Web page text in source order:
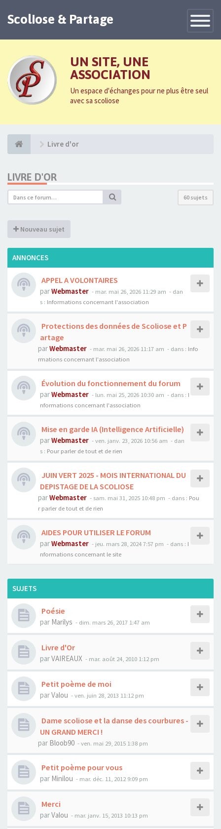
Toggle
Scoliose & Partage
UN SITE, UNE
ASSOCIATION
Un espace d'échanges pour ne plus être seul
avec sa scoliose
Livre d'or
LIVRE D'OR
60 sujets
Nouveau sujet
ANNONCES
APPEL A VOLONTAIRES
parWebmaster - mar. mai 26, 2026 11:29 am - dan
s : Informations concernant l'association
Protections des données de Scoliose et P
artage
parWebmaster - mar. mai 26, 2026 11:17 am - dans : Info
rmations concernant l'association
Évolution du fonctionnement du forum
parWebmaster - lun. mai 25, 2026 10:30 am - dans : I
nformations concernant l'association
Mise en garde IA (Intelligence Artificielle)
parWebmaster - ven. janv. 23, 2026 10:56 am - dan
s : Pour parler de tout et de rien
JUIN VERT 2025 - MOIS INTERNATIONAL DU
DEPISTAGE DE LA SCOLIOSE
parWebmaster - sam. mai 31, 2025 10:48 pm - dans : Pou
r parler de tout et de rien
AIDES POUR UTILISER LE FORUM
parWebmaster - jeu. mars 28, 2024 7:57 pm - dans : I
nformations concernant le site
SUJETS
Poésie
par Marilys - dim. mars 26, 2017 1:47 am
Livre d'Or
parVAIREAUX - mar. août 24, 2010 1:12 pm
Petit poème de moi
parValou - ven. juin 28, 2013 11:12 pm
Dame scoliose et la danse des courbures -
UN GRAND MERCI !
par Bloob90 - ven. mai 29, 2015 1:38 pm
Petit poème pour vous
par Minilou - mar. déc. 11, 2012 9:09 pm
Merci
parValou - mar. janv. 15, 2013 10:13 pm